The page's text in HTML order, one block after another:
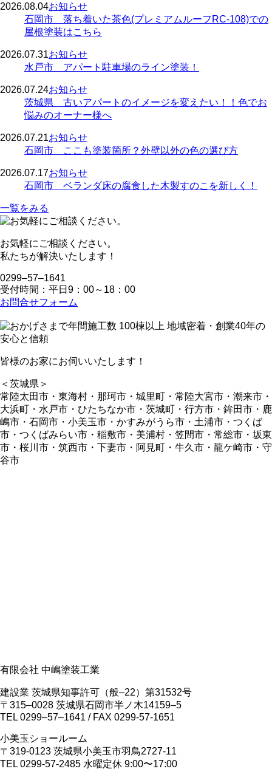
2026.08.04お知らせ
石岡市 落ち着いた茶色(プレミアムルーフRC-108)での
屋根塗装はこちら
2026.07.31お知らせ
水戸市 アパート駐車場のライン塗装！
2026.07.24お知らせ
茨城県 古いアパートのイメージを変えたい！！色でお
悩みのオーナー様へ
2026.07.21お知らせ
石岡市 ここも塗装箇所？外壁以外の色の選び方
2026.07.17お知らせ
石岡市 ベランダ床の腐食した木製すのこを新しく！
一覧をみる
お気軽にご相談ください。
私たちが解決いたします！
0299‒57‒1641
受付時間：平日9：00～18：00
お問合せフォーム
皆様のお家にお伺いいたします！
＜茨城県＞
常陸太田市・東海村・那珂市・城里町・常陸大宮市・潮来市・
大浜町・水戸市・ひたちなか市・茨城町・行方市・鉾田市・鹿
嶋市・石岡市・小美玉市・かすみがうら市・土浦市・つくば
市・つくばみらい市・稲敷市・美浦村・笠間市・常総市・坂東
市・桜川市・筑西市・下妻市・阿見町・牛久市・龍ケ崎市・守
谷市
有限会社 中嶋塗装工業
建設業 茨城県知事許可（般‒22）第31532号
〒315‒0028 茨城県石岡市半ノ木14159‒5
TEL 0299‒57‒1641 / FAX 0299-57-1651
小美玉ショールーム
〒319-0123 茨城県小美玉市羽鳥2727-11
TEL 0299-57-2485 水曜定休 9:00〜17:00